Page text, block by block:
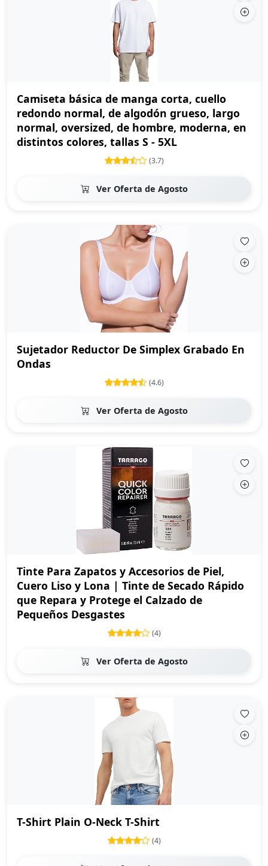
Camiseta básica de manga corta, cuello
redondo normal, de algodón grueso, largo
normal, oversized, de hombre, moderna, en
distintos colores, tallas S - 5XL
(3.7)
Ver Oferta de Agosto
Sujetador Reductor De Simplex Grabado En
Ondas
(4.6)
Ver Oferta de Agosto
Tinte Para Zapatos y Accesorios de Piel,
Cuero Liso y Lona | Tinte de Secado Rápido
que Repara y Protege el Calzado de
Pequeños Desgastes
(4)
Ver Oferta de Agosto
T-Shirt Plain O-Neck T-Shirt
(4)